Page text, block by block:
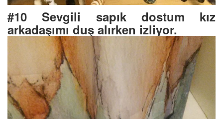
#10 Sevgili sapık dostum kız
arkadaşımı duş alırken izliyor.